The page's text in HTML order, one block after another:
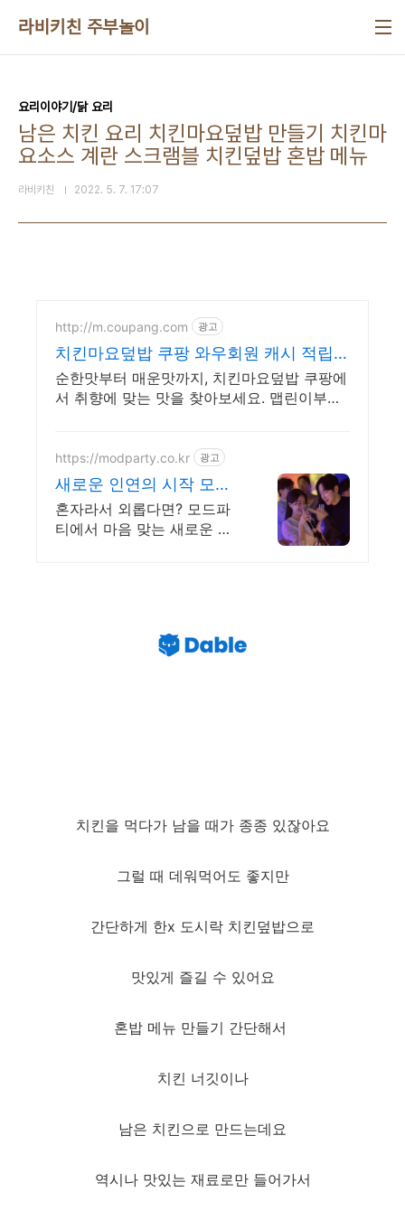
라비키친 주부놀이
요리이야기/닭 요리
남은 치킨 요리 치킨마요덮밥 만들기 치킨마
요소스 계란 스크램블 치킨덮밥 혼밥 메뉴
라비키친 2022. 5. 7. 17:07
http://m.coupang.com 광고
치킨마요덮밥 쿠팡 와우회원 캐시 적립
혜택
순한맛부터 매운맛까지, 치킨마요덮밥 쿠팡에
서 취향에 맞는 맛을 찾아보세요. 맵린이부터
https://modparty.co.kr 광고
새로운 인연의 시작 모드
파티 검증된 싱글 로테이
션 파티
혼자라서 외롭다면? 모드파
티에서 마음 맞는 새로운 인
치킨을 먹다가 남을 때가 종종 있잖아요
그럴 때 데워먹어도 좋지만
간단하게 한x 도시락 치킨덮밥으로
맛있게 즐길 수 있어요
혼밥 메뉴 만들기 간단해서
치킨 너깃이나
남은 치킨으로 만드는데요
역시나 맛있는 재료로만 들어가서